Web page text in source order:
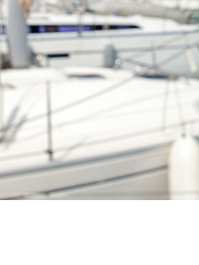
Bareboat
Kapitányos